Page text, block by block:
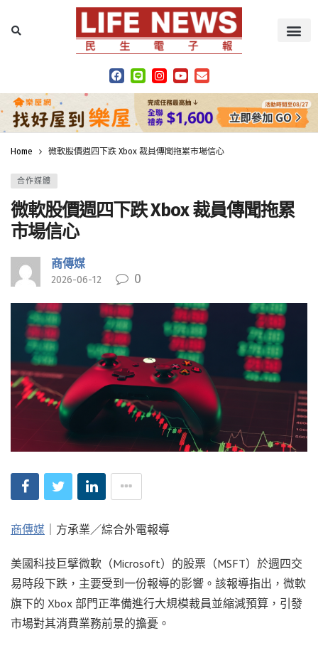
Home 微軟股價週四下跌 Xbox 裁員傳聞拖累市場信心
合作媒體
微軟股價週四下跌 Xbox 裁員傳聞拖累
市場信心
商傳媒
2026-06-12 0
商傳媒 ｜方承業／綜合外電報導
美國科技巨擘微軟（Microsoft）的股票（MSFT）於週四交
易時段下跌，主要受到一份報導的影響。該報導指出，微軟
旗下的 Xbox 部門正準備進行大規模裁員並縮減預算，引發
市場對其消費業務前景的擔憂。